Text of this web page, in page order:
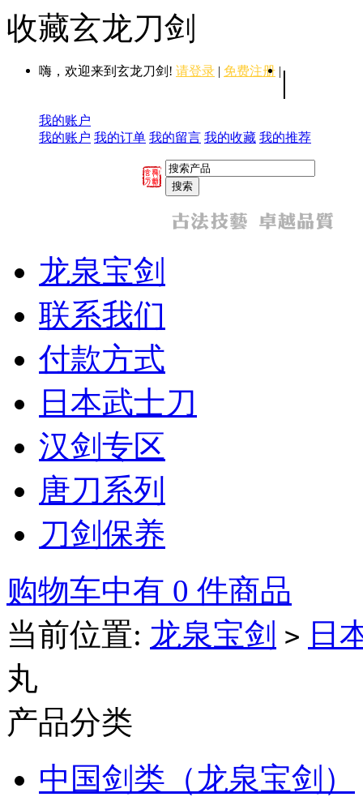
收藏玄龙刀剑
嗨，欢迎来到玄龙刀剑! 请登录 | 免费注册 | |
我的账户
我的账户 我的订单 我的留言 我的收藏 我的推荐
龙泉宝剑
联系我们
付款方式
日本武士刀
汉剑专区
唐刀系列
刀剑保养
购物车中有 0 件商品
当前位置: 龙泉宝剑 > 日
丸
产品分类
中国剑类（龙泉宝剑）